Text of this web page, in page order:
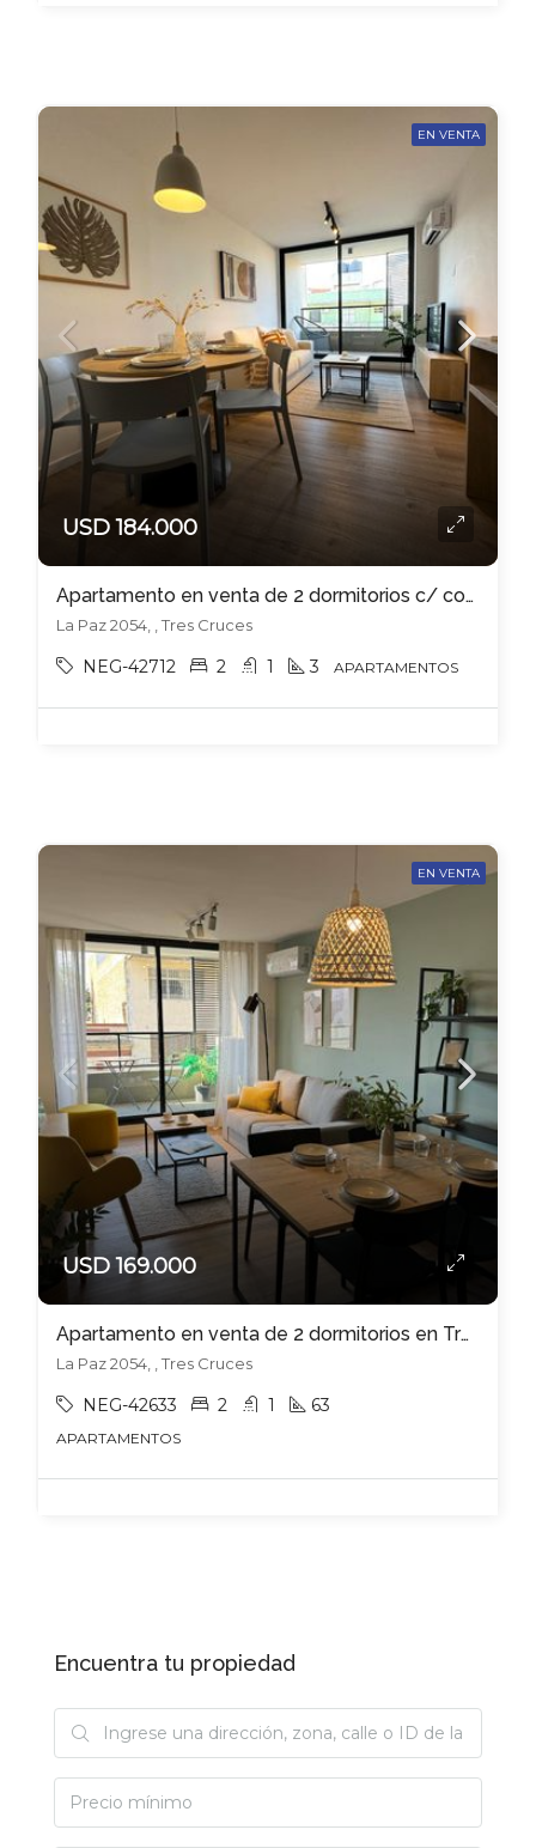
EN VENTA
USD 184.000
Apartamento en venta de 2 dormitorios c/ cochera en Tres Cruces
La Paz 2054, , Tres Cruces
NEG-42712 2 1 3 APARTAMENTOS
EN VENTA
USD 169.000
Apartamento en venta de 2 dormitorios en Tres Cruces
La Paz 2054, , Tres Cruces
NEG-42633 2 1 63
APARTAMENTOS
Encuentra tu propiedad